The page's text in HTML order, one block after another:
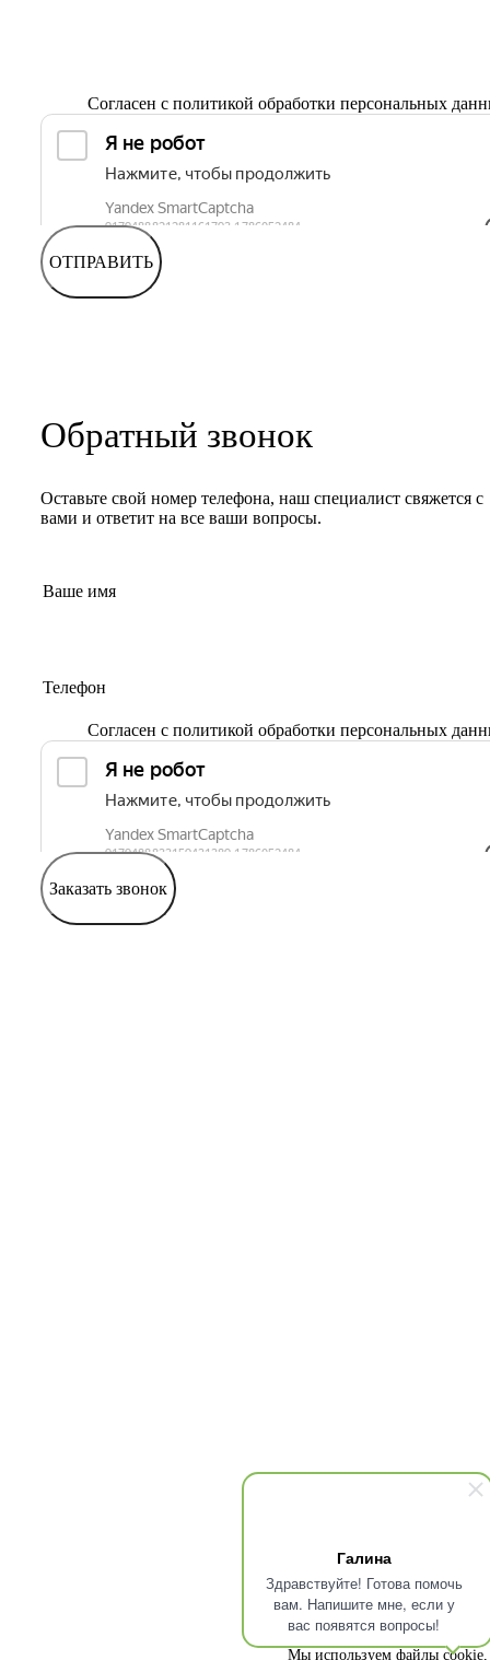
Галина
Здравствуйте! Готова помочь
вам. Напишите мне, если у
вас появятся вопросы!
Мы используем файлы cookie,
Согласен с политикой обработки персональных
ОТПРАВИТЬ
Обратный звонок
Оставьте свой номер телефона, наш специалист свяжется с
вами и ответит на все ваши вопросы.
Согласен с политикой обработки персональных
Заказать звонок